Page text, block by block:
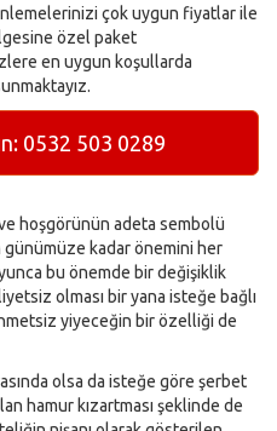
çok uygun fiyatlar ile
özel paket
en uygun koşullarda
0532 503 0289
hoşgörünün adeta sembolü
günümüze kadar önemini her
bu önemde bir değişiklik
olması bir yana isteğe bağlı
yiyeceğin bir özelliği de
olsa da isteğe göre şerbet
hamur kızartması şeklinde de